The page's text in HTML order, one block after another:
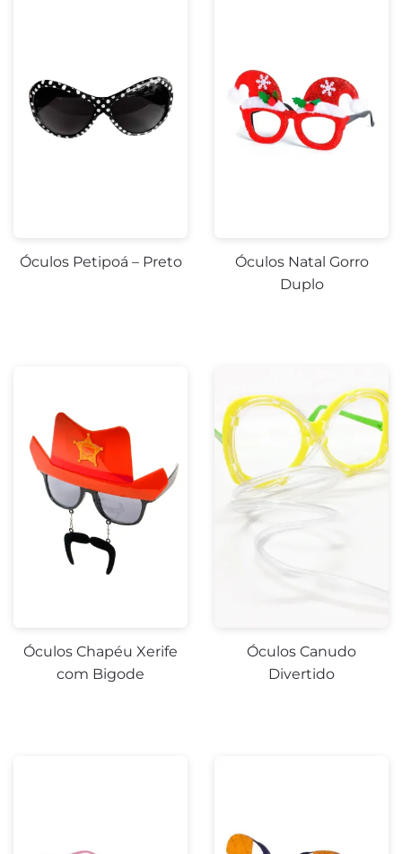
Óculos Petipoá – Preto
Óculos Natal Gorro
Duplo
Óculos Chapéu Xerife
com Bigode
Óculos Canudo
Divertido